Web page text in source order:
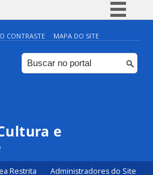
Simplifique!
Comunica BR
Participe
CONTRASTE MAPA DO SITE
e
Restrita Administradores do Site